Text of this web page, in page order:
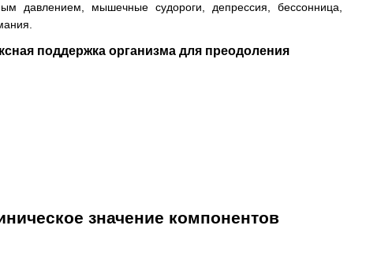
давлением, мышечные судороги, депрессия, бессонница,
поддержка организма для преодоления
значение компонентов